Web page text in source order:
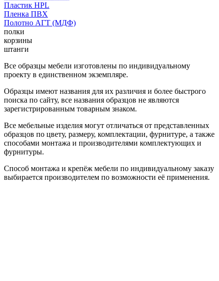
Пластик HPL
Пленка ПВХ
Полотно АГТ (МДФ)
полки
корзины
штанги
Все образцы мебели изготовлены по индивидуальному
проекту в единственном экземпляре.
Образцы имеют названия для их различия и более быстрого
поиска по сайту, все названия образцов не являются
зарегистрированным товарным знаком.
Все мебельные изделия могут отличаться от представленных
образцов по цвету, размеру, комплектации, фурнитуре, а также
способами монтажа и производителями комплектующих и
фурнитуры.
Способ монтажа и крепёж мебели по индивидуальному заказу
выбирается производителем по возможности её применения.